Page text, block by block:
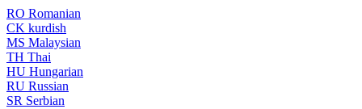
RO Romanian
CK kurdish
MS Malaysian
TH Thai
HU Hungarian
RU Russian
SR Serbian